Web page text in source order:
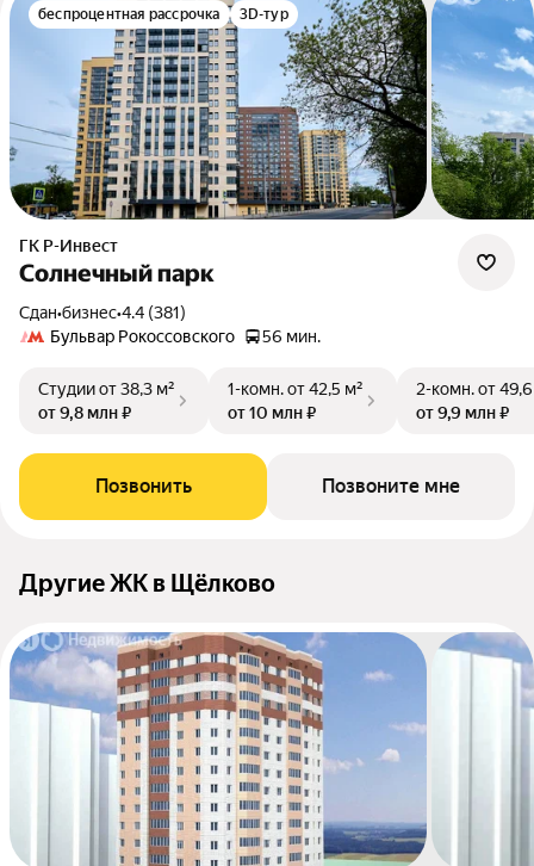
беспроцентная рассрочка 3D-тур
ГК Р-Инвест
Солнечный парк
Сдан•бизнес•4.4 (381)
Бульвар Рокоссовского
56 мин.
Студииот 38,3 м²
от 9,8 млн ₽
1-комн.от 42,5 м²
от 10 млн ₽
2-комн.от
от 9,9 млн ₽
Позвонить Позвоните мне
Другие ЖК в Щёлково